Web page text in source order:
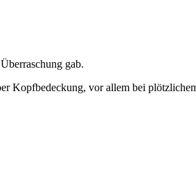
gab.
Kopfbedeckung, vor allem bei